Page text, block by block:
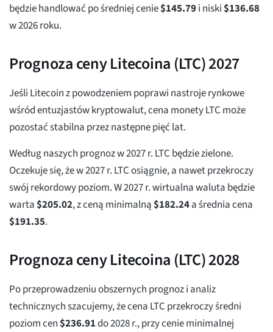
będzie handlować po średniej cenie$145.79i niski$136.68
w 2026 roku.
Prognoza ceny Litecoina (LTC) 2027
Jeśli Litecoin z powodzeniem poprawi nastroje rynkowe
wśród entuzjastów kryptowalut, cena monety LTC może
pozostać stabilna przez następne pięć lat.
Według naszych prognoz w 2027 r. LTC będzie zielone.
Oczekuje się, że w 2027 r. LTC osiągnie, a nawet przekroczy
swój rekordowy poziom. W 2027 r. wirtualna waluta będzie
warta$205.02, z ceną minimalną$182.24a średnia cena
$191.35.
Prognoza ceny Litecoina (LTC) 2028
Po przeprowadzeniu obszernych prognoz i analiz
technicznych szacujemy, że cena LTC przekroczy średni
poziom cen$236.91do 2028 r., przy cenie minimalnej